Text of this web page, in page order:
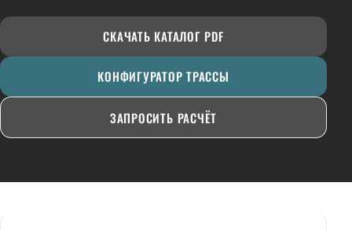
СКАЧАТЬ КАТАЛОГ PDF
КОНФИГУРАТОР ТРАССЫ
ЗАПРОСИТЬ РАСЧЁТ